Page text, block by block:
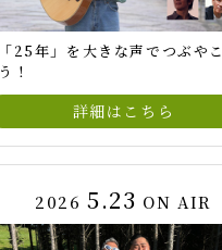
「25年」を大きな声でつぶやこ
う！
詳細はこちら
20265.23 ON AIR